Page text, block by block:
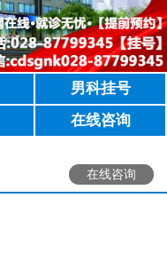
男科挂号
在线咨询
在线咨询